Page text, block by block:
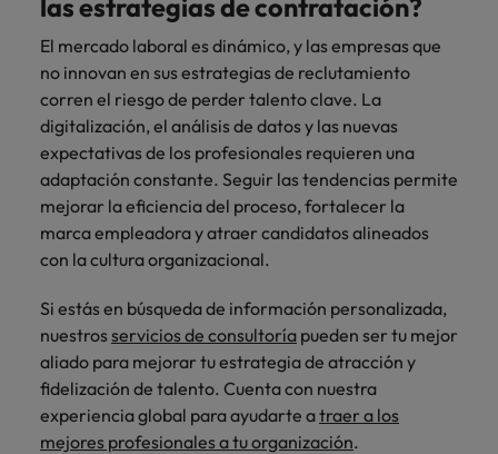
las estrategias de contratación?
El mercado laboral es dinámico, y las empresas que
no innovan en sus estrategias de reclutamiento
corren el riesgo de perder talento clave. La
digitalización, el análisis de datos y las nuevas
expectativas de los profesionales requieren una
adaptación constante. Seguir las tendencias permite
mejorar la eficiencia del proceso, fortalecer la
marca empleadora y atraer candidatos alineados
con la cultura organizacional.
Si estás en búsqueda de información personalizada,
nuestrosservicios de consultoría pueden ser tu mejor
aliado para mejorar tu estrategia de atracción y
fidelización de talento. Cuenta con nuestra
experiencia global para ayudarte atraer a los
mejores profesionales a tu organización.